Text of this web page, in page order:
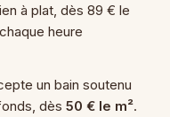
à plat, dès 89 € le
heure
un bain soutenu
dès 50 € le m².